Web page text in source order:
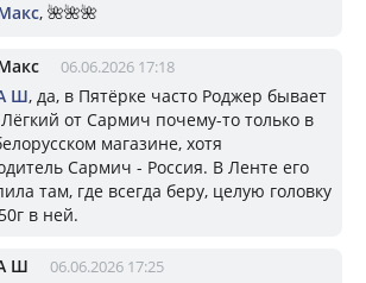
, 🌺🌺🌺
06.06.2026 17:18
Ш, да, в Пятёрке часто Роджер бывает
от Сармич почему-то только в
магазине, хотя
Сармич - Россия. В Ленте его
там, где всегда беру, целую головку
в ней.
Ш 06.06.2026 17:25